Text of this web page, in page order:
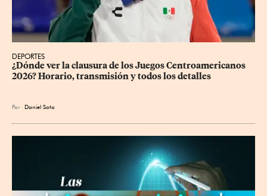
DEPORTES
¿Dónde ver la clausura de los Juegos Centroamericanos
2026? Horario, transmisión y todos los detalles
Por Daniel Soto